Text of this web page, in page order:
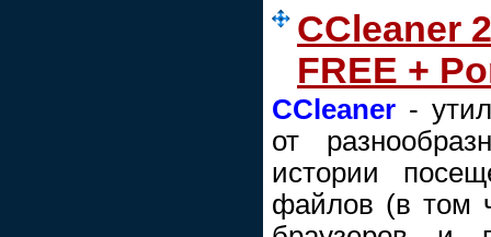
CCleaner
FREE +
CCleaner -
от
истории
файлов (в том